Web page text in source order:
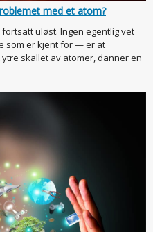
med et atom?
uløst. Ingen egentlig vet
som er kjent for — er at
skallet av atomer, danner en